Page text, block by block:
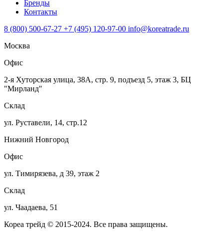
Бренды
Контакты
8 (800) 500-67-27 +7 (495) 120-97-00 info@koreatrade.ru
Москва
Офис
2-я Хуторская улица, 38А, стр. 9, подъезд 5, этаж 3, БЦ
"Мирланд"
Склад
ул. Руставели, 14, стр.12
Нижний Новгород
Офис
ул. Тимирязева, д 39, этаж 2
Склад
ул. Чаадаева, 51
Кореа трейд © 2015-2024. Все права защищены.